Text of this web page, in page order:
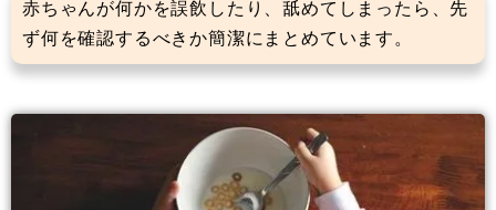
赤ちゃんが何かを誤飲したり、舐めてしまったら、先
ず何を確認するべきか簡潔にまとめています。